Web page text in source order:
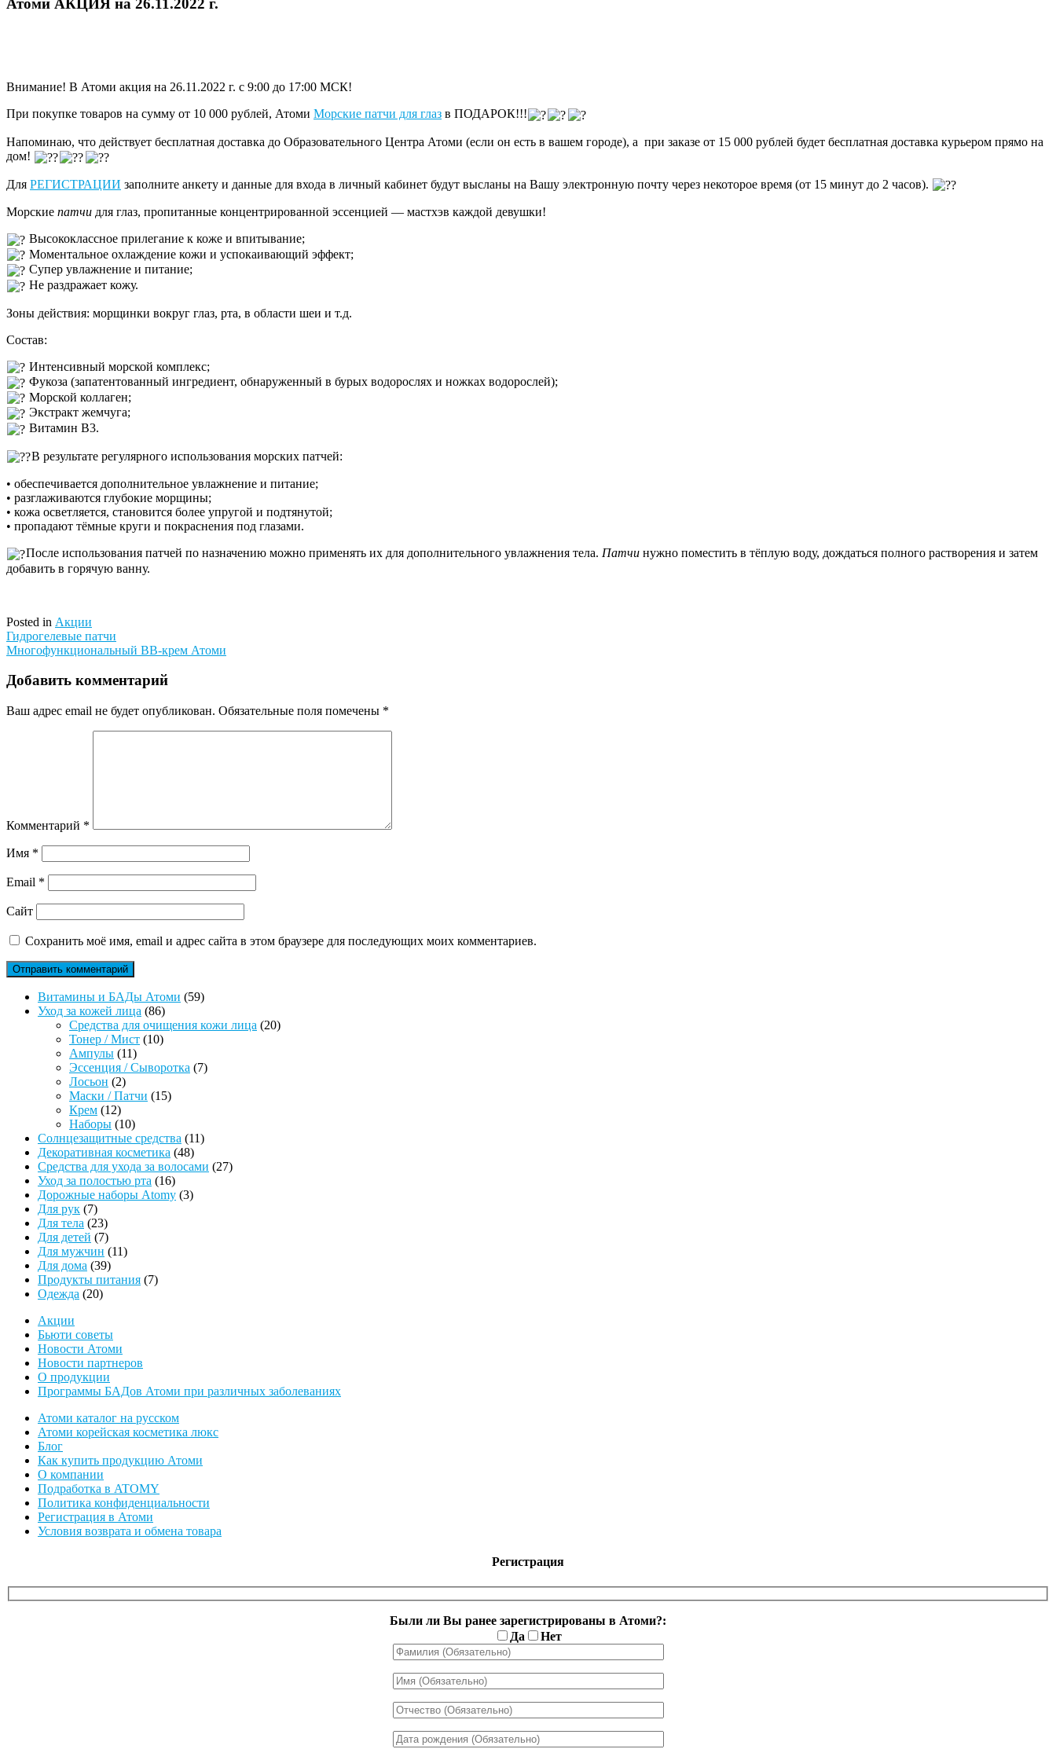
Атоми АКЦИЯ на 26.11.2022 г.
Внимание! В Атоми акция на 26.11.2022 г. с 9:00 до 17:00 МСК!
При покупке товаров на сумму от 10 000 рублей, Атоми Морские патчи для глаз в ПОДАРОК!!!
Напоминаю, что действует бесплатная доставка до Образовательного Центра Атоми (если он есть в вашем городе), а при заказе от 15 000 рублей будет бесплатная доставка курьером прямо на
дом!
Для РЕГИСТРАЦИИ заполните анкету и данные для входа в личный кабинет будут высланы на Вашу электронную почту через некоторое время (от 15 минут до 2 часов).
Морские патчи для глаз, пропитанные концентрированной эссенцией — мастхэв каждой девушки!
Высококлассное прилегание к коже и впитывание;
Моментальное охлаждение кожи и успокаивающий эффект;
Супер увлажнение и питание;
Не раздражает кожу.
Зоны действия: морщинки вокруг глаз, рта, в области шеи и т.д.
Состав:
Интенсивный морской комплекс;
Фукоза (запатентованный ингредиент, обнаруженный в бурых водорослях и ножках водорослей);
Морской коллаген;
Экстракт жемчуга;
Витамин В3.
В результате регулярного использования морских патчей:
• обеспечивается дополнительное увлажнение и питание;
• разглаживаются глубокие морщины;
• кожа осветляется, становится более упругой и подтянутой;
• пропадают тёмные круги и покраснения под глазами.
После использования патчей по назначению можно применять их для дополнительного увлажнения тела. Патчи нужно поместить в тёплую воду, дождаться полного растворения и затем
добавить в горячую ванну.
Posted in Акции
Навигация
по
записям
Гидрогелевые патчи
Многофункциональный ВВ-крем Атоми
Добавить комментарий
Ваш адрес email не будет опубликован. Обязательные поля помечены *
Комментарий *
Имя *
Email *
Сайт
Сохранить моё имя, email и адрес сайта в этом браузере для последующих моих комментариев.
Витамины и БАДы Атоми 5959
Уход за кожей лица 8686
товаров
Средства для очищения кожи лица 2020
Тонер / Мист 1010
Ампулы 1111
товаров
Эссенция / Сыворотка 77
Лосьон 22
товара
Маски / Патчи 1515
Крем 1212
товаров
Наборы 1010
товаров
Солнцезащитные средства 1111
Декоративная косметика 4848
товаров
Средства для ухода за волосами 2727
Уход за полостью рта 1616
товаров
Дорожные наборы Atomy 33
Для рук 77
товаров
Для тела 2323
товара
Для детей 77
товаров
Для мужчин 1111
Для дома 3939
товаров
Продукты питания 77
Одежда 2020
Акции
Бьюти советы
Новости Атоми
Новости партнеров
О продукции
Программы БАДов Атоми при различных заболеваниях
Атоми каталог на русском
Атоми корейская косметика люкс
Блог
Как купить продукцию Атоми
О компании
Подработка в ATOMY
Политика конфиденциальности
Регистрация в Атоми
Условия возврата и обмена товара
Регистрация
Были ли Вы ранее зарегистрированы в Атоми?:
Да
Нет